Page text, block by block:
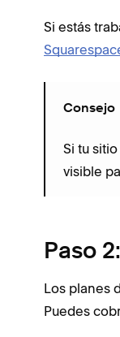
Si estás
Consejo
Si tu
visible
Paso
Los planes
Puedes